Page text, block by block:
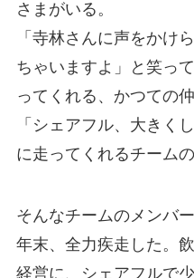
さまがいる。
「寺林さんに声をかけ
ちゃいますよ」と笑っ
ってくれる、かつての仲
「シェアフル、大きく
に走ってくれるチーム
そんなチームのメンバ
年末、全力疾走した。
経営に、シェアフルで